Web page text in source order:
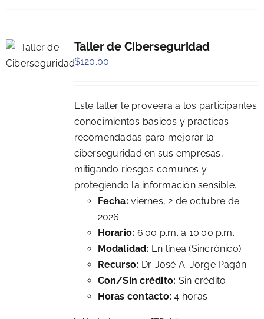
Taller de Ciberseguridad
$120.00
Este taller le proveerá a los participantes
conocimientos básicos y prácticas
recomendadas para mejorar la
ciberseguridad en sus empresas,
mitigando riesgos comunes y
protegiendo la información sensible.
Fecha: viernes, 2 de octubre de
2026
Horario: 6:00 p.m. a 10:00 p.m.
Modalidad: En línea (Sincrónico)
Recurso: Dr. José A. Jorge Pagán
Con/Sin crédito: Sin crédito
Horas contacto: 4 horas